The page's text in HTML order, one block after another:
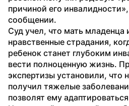
причиной его
сообщении.
Суд учел, что мать младенца
нравственные страдания,
ребенок станет глубоким
вести полноценную жизнь.
экспертизы установили, что
получил тяжелые
позволят ему